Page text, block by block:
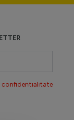
confidentialitate